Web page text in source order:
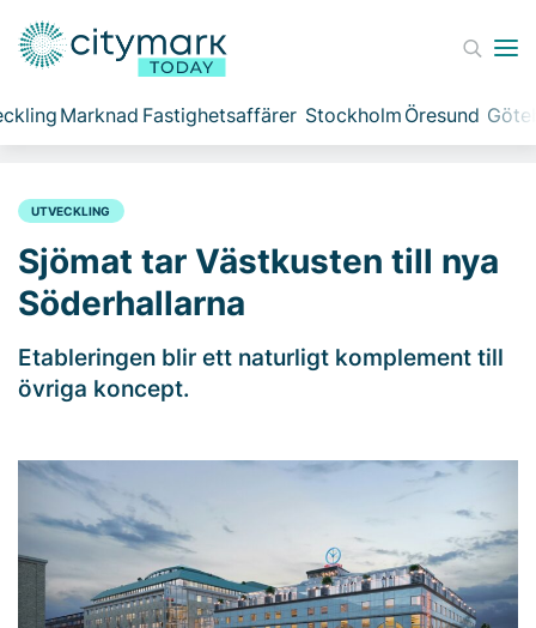
Marknad Fastighetsaffärer Stockholm Öresund
UTVECKLING
Sjömat tar Västkusten till nya
Söderhallarna
Etableringen blir ett naturligt komplement till
övriga koncept.